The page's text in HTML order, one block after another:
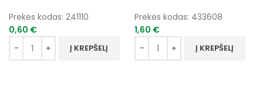
Prekės kodas: 241110
0,60 €
Į KREPŠELĮ
Prekės kodas: 433608
1,60 €
Į KREPŠELĮ